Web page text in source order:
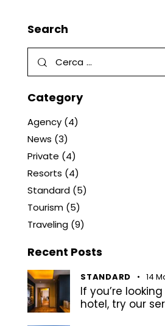
Search
Category
Agency (4)
News (3)
Private (4)
Resorts (4)
Standard (5)
Tourism (5)
Traveling (9)
Recent Posts
STANDARD 14
If you’re
hotel, try our